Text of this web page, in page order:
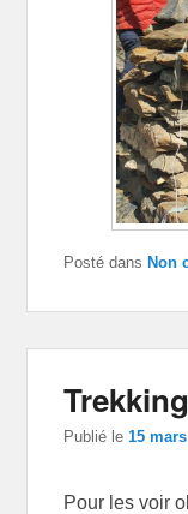
Posté dans Non
Publié le15
Pour les voir